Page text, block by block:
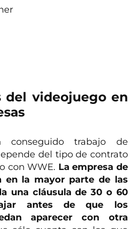
del videojuego en
conseguido trabajo de
del tipo de contrato
con WWE. La empresa de
en la mayor parte de las
una cláusula de 30 o 60
antes de que los
aparecer con otra